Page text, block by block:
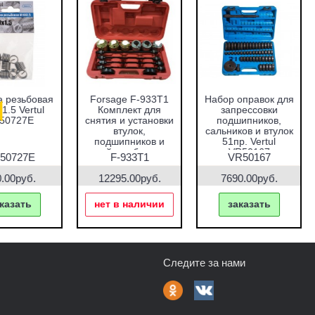
оправок для
запрессовки
подшипников,
VR50167
VR50167
7690.00руб.
заказать
Набор фиксаторов
валов VAG 1.2 TFSI
Vertul VR50661
VR50661
1000.00руб.
заказать
Набор фрез для
восстановления
гнёзд дизельных
форсунок 7пр.
Vertul VR50337
VR50337
2670.00руб.
заказать
Следите за нами